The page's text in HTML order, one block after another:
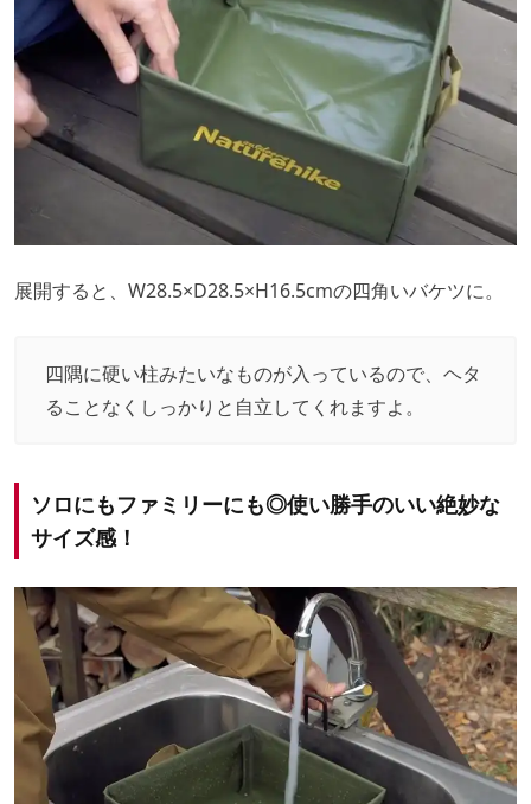
展開すると、W28.5×D28.5×H16.5cmの四角いバケツに。
四隅に硬い柱みたいなものが入っているので、ヘタ
ることなくしっかりと自立してくれますよ。
ソロにもファミリーにも◎使い勝手のいい絶妙な
サイズ感！